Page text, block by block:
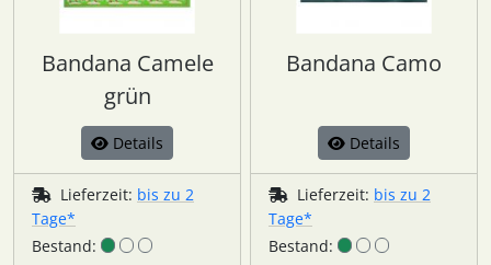
Bandana Camele
grün
Details
Lieferzeit: bis zu 2
Tage*
Bestand:
Bandana Camo
Details
Lieferzeit: bis zu 2
Tage*
Bestand: